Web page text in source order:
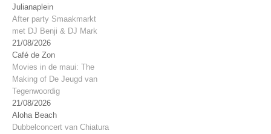
Julianaplein
After party Smaakmarkt
met DJ Benji & DJ Mark
21/08/2026
Café de Zon
Movies in de maui: The
Making of De Jeugd van
Tegenwoordig
21/08/2026
Aloha Beach
Dubbelconcert van Chiatura